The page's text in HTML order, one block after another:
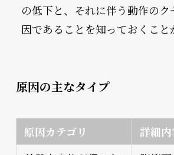
の低下と、それに伴う動作のク
因であることを知っておくこと
原因の主なタイプ
原因カテゴリ
詳細内